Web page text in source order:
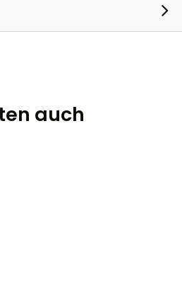
auch